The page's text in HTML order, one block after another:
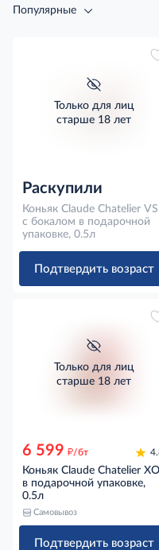
Популярные
Только для лиц
старше 18 лет
Раскупили
Коньяк Claude Chatelier VS
с бокалом в подарочной
упаковке, 0.5л
Подтвердить возраст
Только для лиц
старше 18 лет
6 599 д/бт
Коньяк Claude Chatelier XO
в подарочной упаковке,
0.5л
Самовывоз
Подтвердить возраст